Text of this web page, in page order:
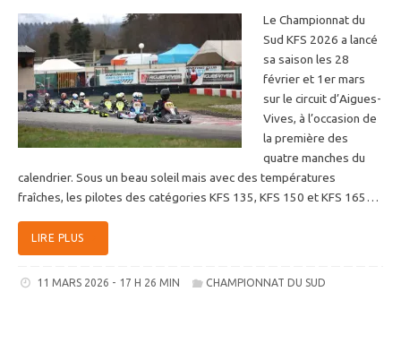
Le Championnat du
Sud KFS 2026 a lancé
sa saison les 28
février et 1er mars
sur le circuit d’Aigues-
Vives, à l’occasion de
la première des
quatre manches du
calendrier. Sous un beau soleil mais avec des températures
fraîches, les pilotes des catégories KFS 135, KFS 150 et KFS 165…
LIRE PLUS
11 MARS 2026 - 17 H 26 MIN CHAMPIONNAT DU SUD